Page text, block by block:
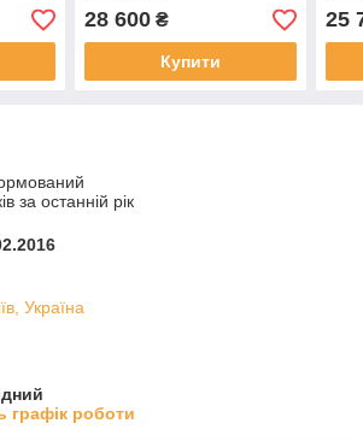
28 600₴
Купити
25
за останній рік
Україна
графік роботи